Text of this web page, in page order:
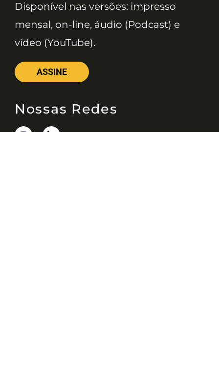
Disponível nas versões: impresso
mensal, on-line, áudio (Podcast) e
vídeo (YouTube).
ASSINE
Nossas Redes